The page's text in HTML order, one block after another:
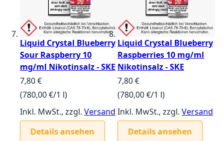
Liquid Crystal Blueberry
Sour Raspberry 10
mg/ml Nikotinsalz - SKE
7,80 €
(780,00 €/1 l)
Inkl. MwSt., zzgl. Versand
Details ansehen
Liquid Crystal Blueberry
Raspberries 10 mg/ml
Nikotinsalz - SKE
7,80 €
(780,00 €/1 l)
Inkl. MwSt., zzgl. Versand
Details ansehen